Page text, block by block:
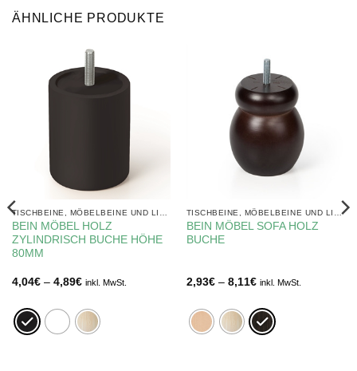
ÄHNLICHE PRODUKTE
BEIN MÖBEL HOLZ
ZYLINDRISCH BUCHE HÖHE
80MM
4,04€ – 4,89€Preisspanne:
4,89€
inkl. MwSt.
TISCHBEINE, MÖBELBEINE UND LIFTE
BEIN MÖBEL SOFA HOLZ
BUCHE
2,93€ – 8,11€Preisspanne:
8,11€
inkl. MwSt.